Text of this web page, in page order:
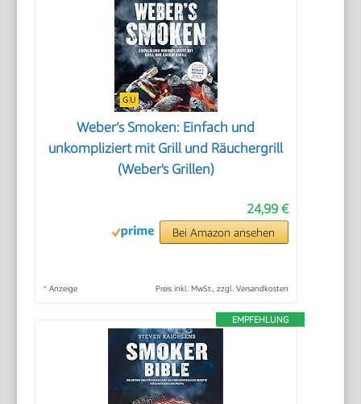
Weber’s Smoken: Einfach und
unkompliziert mit Grill und Räuchergrill
(Weber's Grillen)
24,99 €
Bei Amazon ansehen
* Anzeige Preis inkl. MwSt., zzgl. Versandkosten
EMPFEHLUNG